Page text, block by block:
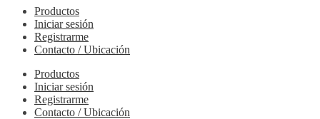
Productos
Iniciar sesión
Registrarme
Contacto / Ubicación
Productos
Iniciar sesión
Registrarme
Contacto / Ubicación